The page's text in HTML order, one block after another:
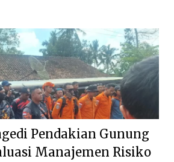
Pendakian Gunung
Manajemen Risiko